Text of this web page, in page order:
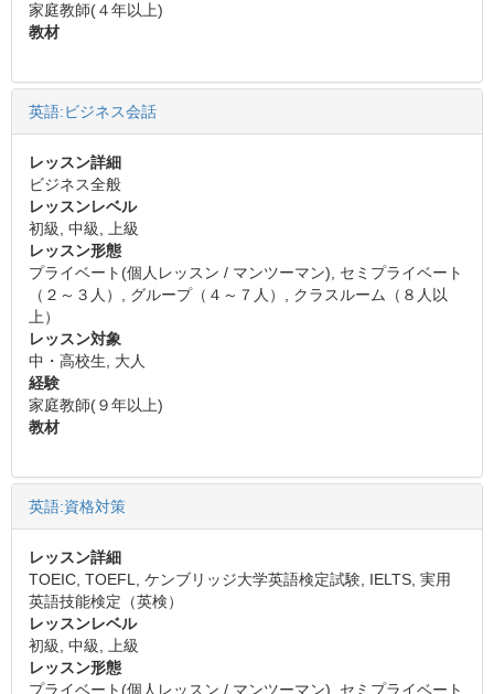
家庭教師(４年以上)
教材
英語:ビジネス会話
レッスン詳細
ビジネス全般
レッスンレベル
初級, 中級, 上級
レッスン形態
プライベート(個人レッスン / マンツーマン), セミプライベート
（２～３人）, グループ（４～７人）, クラスルーム（８人以
上）
レッスン対象
中・高校生, 大人
経験
家庭教師(９年以上)
教材
英語:資格対策
レッスン詳細
TOEIC, TOEFL, ケンブリッジ大学英語検定試験, IELTS, 実用
英語技能検定（英検）
レッスンレベル
初級, 中級, 上級
レッスン形態
プライベート(個人レッスン / マンツーマン), セミプライベート